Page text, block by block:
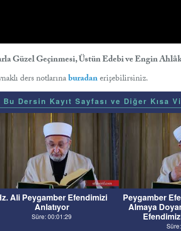
Güzel Geçinmesi, Üstün Edebi ve Engin
ders notlarınaburadanerişebilirsiniz.
Bu Dersin Kayıt Sayfası ve Diğer Kısa
Ali Peygamber Efendimizi
Anlatıyor
Süre: 00:01:29
Peygamber
Almaya